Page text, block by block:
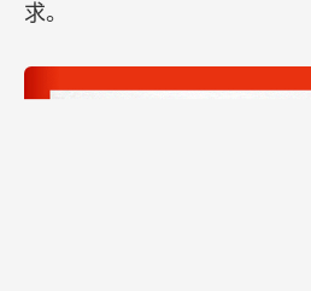
城市英雄集结令】
继今麦郎饮品官宣向京城所